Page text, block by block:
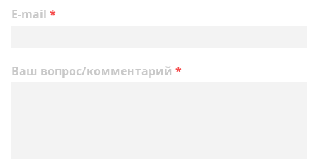
E-mail *
Ваш вопрос/комментарий *